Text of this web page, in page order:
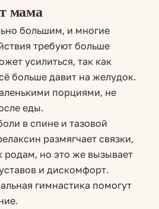
мама
большим, и многие
требуют больше
усилиться, так как
больше давит на желудок.
порциями, не
еды.
в спине и тазовой
размягчает связки,
родам, но это же вызывает
и дискомфорт.
гимнастика помогут